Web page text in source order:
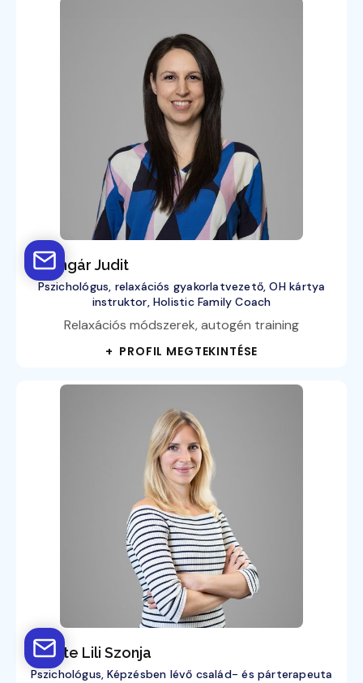
dr. Ungár Judit
Pszichológus, relaxációs gyakorlatvezető, OH kártya
instruktor, Holistic Family Coach
Relaxációs módszerek, autogén training
+ PROFIL MEGTEKINTÉSE
Fekete Lili Szonja
Pszichológus, Képzésben lévő család- és párterapeuta